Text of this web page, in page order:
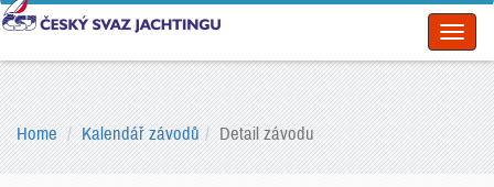
Home Kalendář závodů Detail závodu